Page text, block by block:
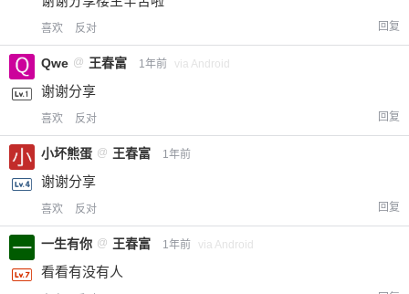
喜欢 反对 回复
Qwe @ 王春富 1年前 via Android
谢谢分享
喜欢 反对 回复
小坏熊蛋 @ 王春富 1年前
谢谢分享
喜欢 反对 回复
一生有你 @ 王春富 1年前 via Android
看看有没有人